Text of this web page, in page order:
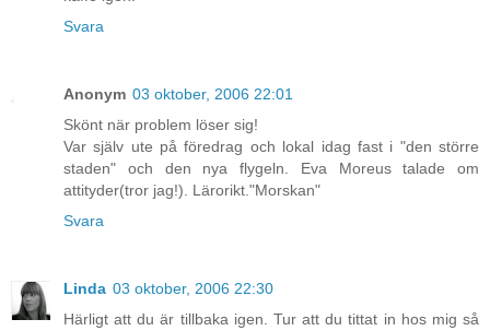
Svara
Anonym 03 oktober, 2006 22:01
Skönt när problem löser sig!
Var själv ute på föredrag och lokal idag fast i "den större
staden" och den nya flygeln. Eva Moreus talade om
attityder(tror jag!). Lärorikt."Morskan"
Svara
Linda 03 oktober, 2006 22:30
Härligt att du är tillbaka igen. Tur att du tittat in hos mig så